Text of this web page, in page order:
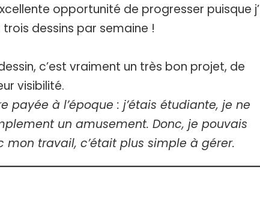
opportunité de progresser puisque
dessins par semaine !
c’est vraiment un très bon projet, de
visibilité.
payée à l’époque : j’étais étudiante, je ne
un amusement. Donc, je pouvais
travail, c’était plus simple à gérer.